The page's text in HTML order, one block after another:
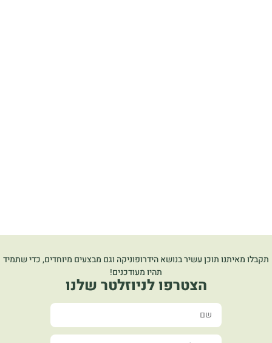
תקבלו מאיתנו תוכן עשיר בנושא הידרופוניקה וגם מבצעים מיוחדים, כדי שתמיד
תהיו מעודכנים!
הצטרפו לניוזלטר שלנו